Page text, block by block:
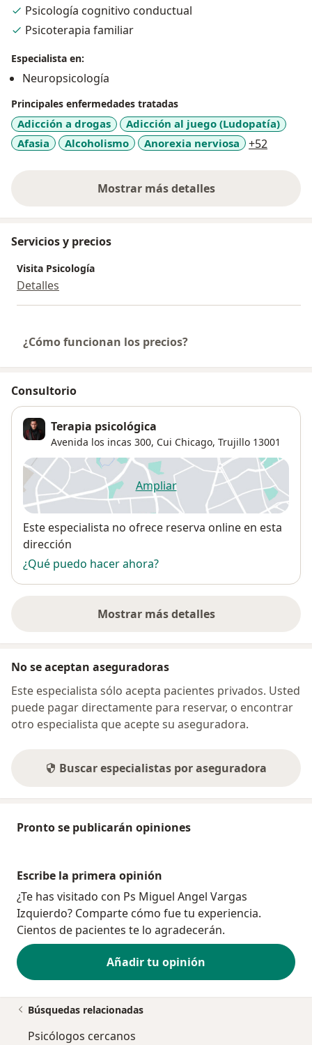
Psicología cognitivo conductual
Psicoterapia familiar
Especialista en:
Neuropsicología
Principales enfermedades tratadas
Adicción a drogas
Adicción al juego (Ludopatía)
Afasia
Alcoholismo Anorexia nerviosa +52
Mostrar más detalles
sobre la experiencia
Servicios y precios
Visita Psicología
Detalles
¿Cómo funcionan los precios?
Consultorio
Terapia psicológica
Avenida los incas 300, Cui Chicago, Trujillo 13001
Ampliarse abre en una nueva
Disponibilidad
Este especialista no ofrece reserva online en esta
dirección
¿Qué puedo hacer ahora?
Mostrar más detalles
sobre la dirección
No se aceptan aseguradoras
Este especialista sólo acepta pacientes privados. Usted
puede pagar directamente para reservar, o encontrar
otro especialista que acepte su aseguradora.
Buscar especialistas por aseguradora
Pronto se publicarán opiniones
Escribe la primera opinión
¿Te has visitado con Ps Miguel Angel Vargas
Izquierdo? Comparte cómo fue tu experiencia.
Cientos de pacientes te lo agradecerán.
Añadir tu opinión
Búsquedas relacionadas
Psicólogos cercanos